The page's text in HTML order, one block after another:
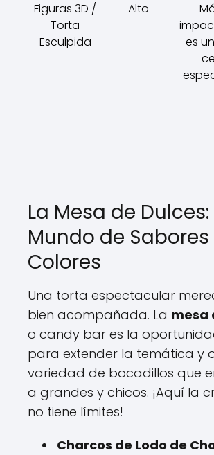
Figuras 3D /
Torta
Esculpida
Alto
es
La Mesa de Dulces:
Mundo de Sabores
Colores
Una torta espectacular
bien acompañada. La mesa
o candy bar es la
para extender la temática y
variedad de bocadillos que
a grandes y chicos. ¡Aquí la
no tiene límites!
Charcos de Lodo de